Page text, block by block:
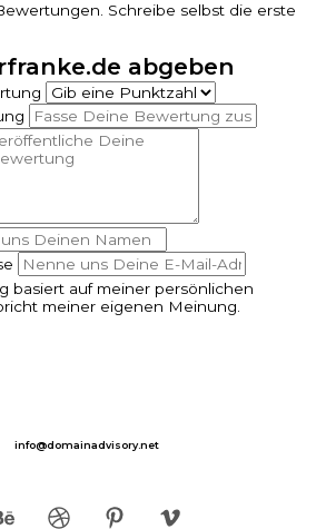
Schreibe selbst die erste
abgeben
basiert auf meiner persönlichen
meiner eigenen Meinung.
info@domainadvisory.net